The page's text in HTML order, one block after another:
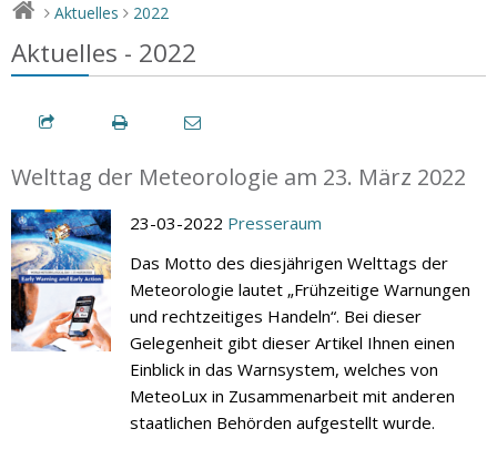
> Aktuelles > 2022
Aktuelles - 2022
Welttag der Meteorologie am 23. März 2022
23-03-2022 Presseraum
Das Motto des diesjährigen Welttags der
Meteorologie lautet „Frühzeitige Warnungen
und rechtzeitiges Handeln“. Bei dieser
Gelegenheit gibt dieser Artikel Ihnen einen
Einblick in das Warnsystem, welches von
MeteoLux in Zusammenarbeit mit anderen
staatlichen Behörden aufgestellt wurde.